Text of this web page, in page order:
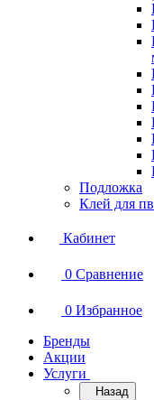
Подложка
Клей для
Кабинет
0 Сравнение
0 Избранное
Бренды
Акции
Услуги
Назад